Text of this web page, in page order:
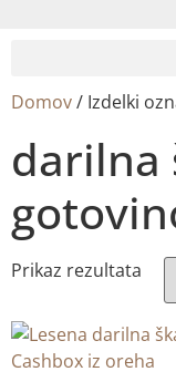
Domov/ Izdelki
darilna
Prikaz rezultata